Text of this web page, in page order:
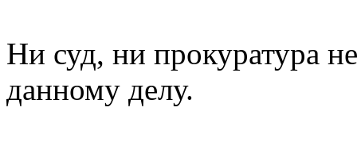
Ни суд, ни прокуратура
данному делу.